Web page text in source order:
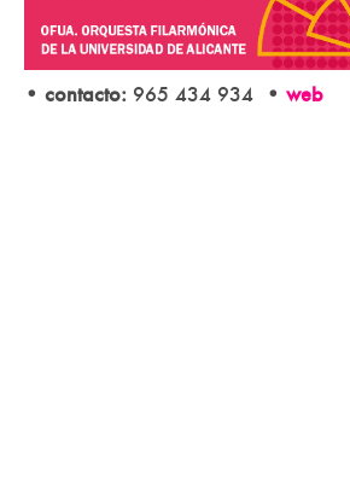
• contacto: 965 434 934 • web